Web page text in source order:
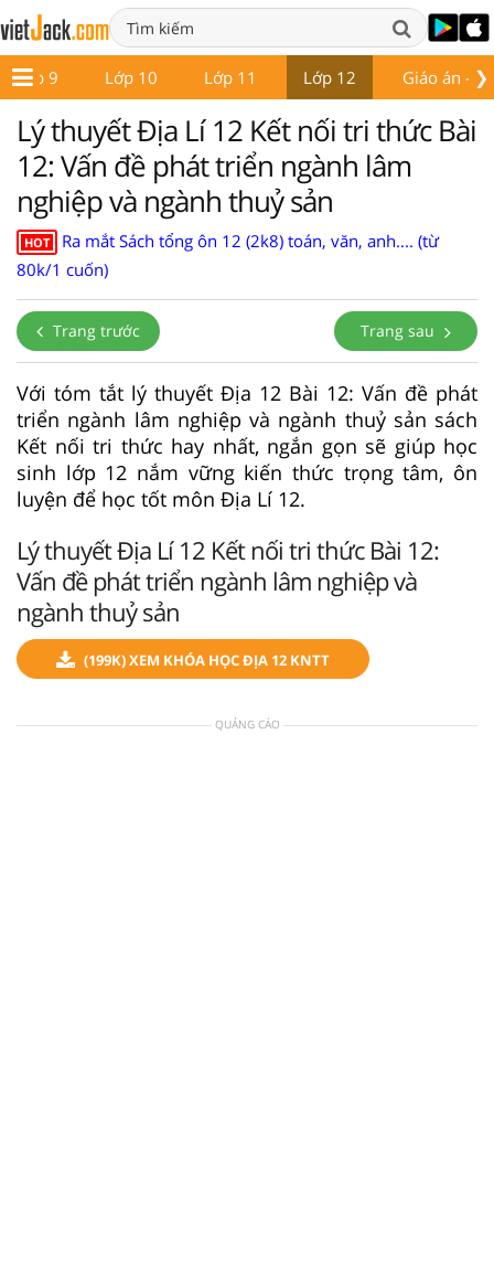
❯
Lớp 9 Lớp 10 Lớp 11 Lớp 12 Giáo án -
Lý thuyết Địa Lí 12 Kết nối tri thức Bài
12: Vấn đề phát triển ngành lâm
nghiệp và ngành thuỷ sản
HOT
Ra mắt Sách tổng ôn 12 (2k8) toán, văn, anh.... (từ
80k/1 cuốn)
Trang trước Trang sau
Với tóm tắt lý thuyết Địa 12 Bài 12: Vấn đề phát
triển ngành lâm nghiệp và ngành thuỷ sản sách
Kết nối tri thức hay nhất, ngắn gọn sẽ giúp học
sinh lớp 12 nắm vững kiến thức trọng tâm, ôn
luyện để học tốt môn Địa Lí 12.
Lý thuyết Địa Lí 12 Kết nối tri thức Bài 12:
Vấn đề phát triển ngành lâm nghiệp và
ngành thuỷ sản
(199K) XEM KHÓA HỌC ĐỊA 12 KNTT
QUẢNG CÁO